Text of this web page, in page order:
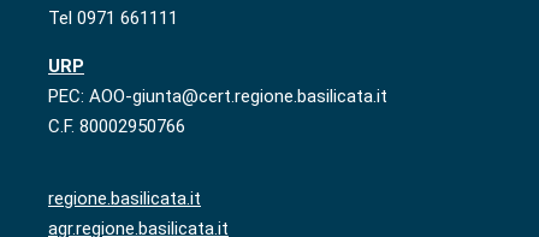
Tel 0971 661111
URP
PEC: AOO-giunta@cert.regione.basilicata.it
C.F. 80002950766
regione.basilicata.it
agr.regione.basilicata.it